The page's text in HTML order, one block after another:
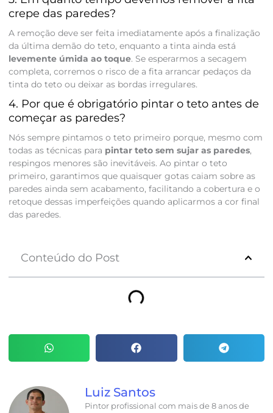
crepe das paredes?
A remoção deve ser feita imediatamente após a finalização
da última demão do teto, enquanto a tinta ainda está
levemente úmida ao toque. Se esperarmos a secagem
completa, corremos o risco de a fita arrancar pedaços da
tinta do teto ou deixar as bordas irregulares.
4. Por que é obrigatório pintar o teto antes de
começar as paredes?
Nós sempre pintamos o teto primeiro porque, mesmo com
todas as técnicas para pintar teto sem sujar as paredes,
respingos menores são inevitáveis. Ao pintar o teto
primeiro, garantimos que quaisquer gotas caiam sobre as
paredes ainda sem acabamento, facilitando a cobertura e o
retoque dessas imperfeições quando aplicarmos a cor final
das paredes.
Conteúdo do Post
Luiz Santos
Pintor profissional com mais de 8 anos de